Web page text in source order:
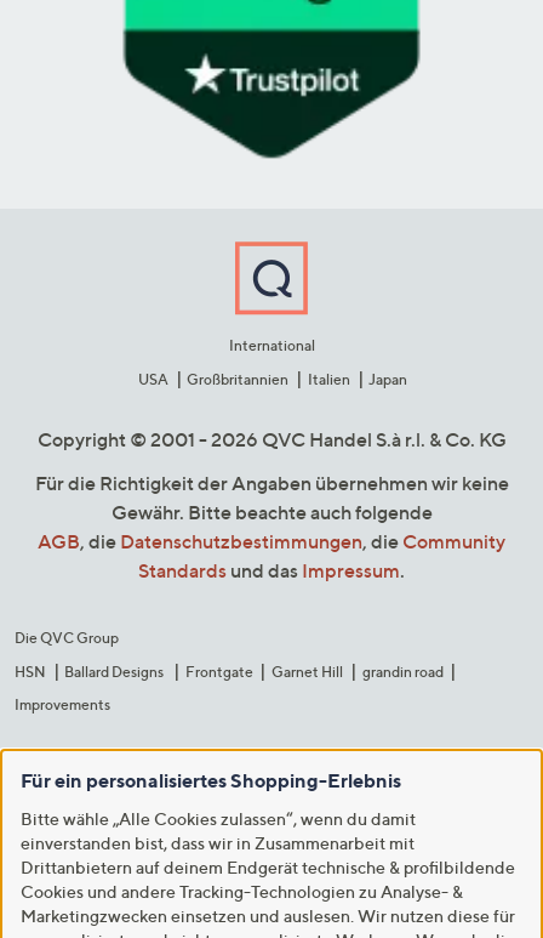
International
USA
Großbritannien Italien Japan
Copyright © 2001 - 2026 QVC Handel S.à r.l. & Co. KG
Für die Richtigkeit der Angaben übernehmen wir keine
Gewähr. Bitte beachte auch folgende
AGB, die Datenschutzbestimmungen, die Community
Standards und das Impressum.
Die QVC Group
HSN
Ballard Designs Frontgate Garnet Hill
grandin road
Improvements
Für ein personalisiertes Shopping-Erlebnis
Bitte wähle „Alle Cookies zulassen“, wenn du damit
einverstanden bist, dass wir in Zusammenarbeit mit
Drittanbietern auf deinem Endgerät technische & profilbildende
Cookies und andere Tracking-Technologien zu Analyse- &
Marketingzwecken einsetzen und auslesen. Wir nutzen diese für